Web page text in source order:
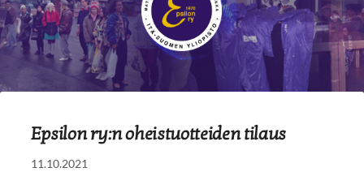
Epsilon ry
Epsilon ry:n oheistuotteiden tilaus
11.10.2021